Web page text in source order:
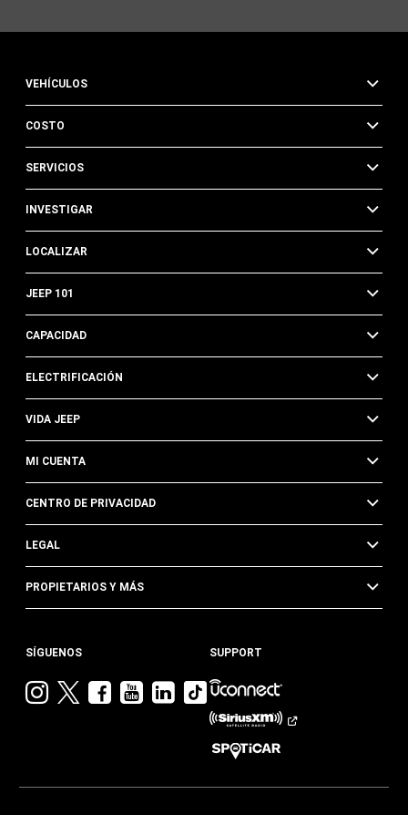
VEHÍCULOS
COSTO
SERVICIOS
INVESTIGAR
LOCALIZAR
JEEP 101
CAPACIDAD
ELECTRIFICACIÓN
VIDA JEEP
MI CUENTA
CENTRO DE PRIVACIDAD
LEGAL
PROPIETARIOS Y MÁS
SÍGUENOS
VisitaVisitaVisitaVisita
YouTube
Visita
Jeep
Linkedin
Visita
Jeep
en
TikTok
SUPPORT